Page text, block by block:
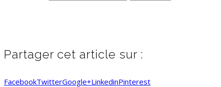
Partager cet article sur :
FacebookTwitterGoogle+LinkedinPinterest